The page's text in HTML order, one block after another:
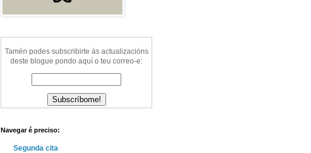
Tamén podes subscribirte ás actualizacións
deste blogue pondo aquí o teu correo-e:
Navegar é preciso:
Segunda cita